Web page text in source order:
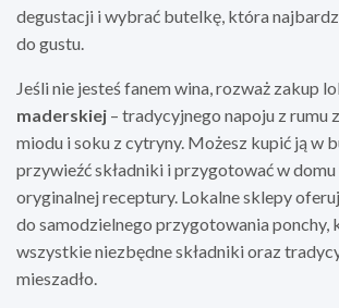
degustacji i wybrać butelkę, która
do gustu.
Jeśli nie jesteś fanem wina, rozważ zakup
maderskiej – tradycyjnego napoju z rumu
miodu i soku z cytryny. Możesz kupić ją w
przywieźć składniki i przygotować w domu
oryginalnej receptury. Lokalne sklepy
do samodzielnego przygotowania ponchy,
wszystkie niezbędne składniki oraz
mieszadło.